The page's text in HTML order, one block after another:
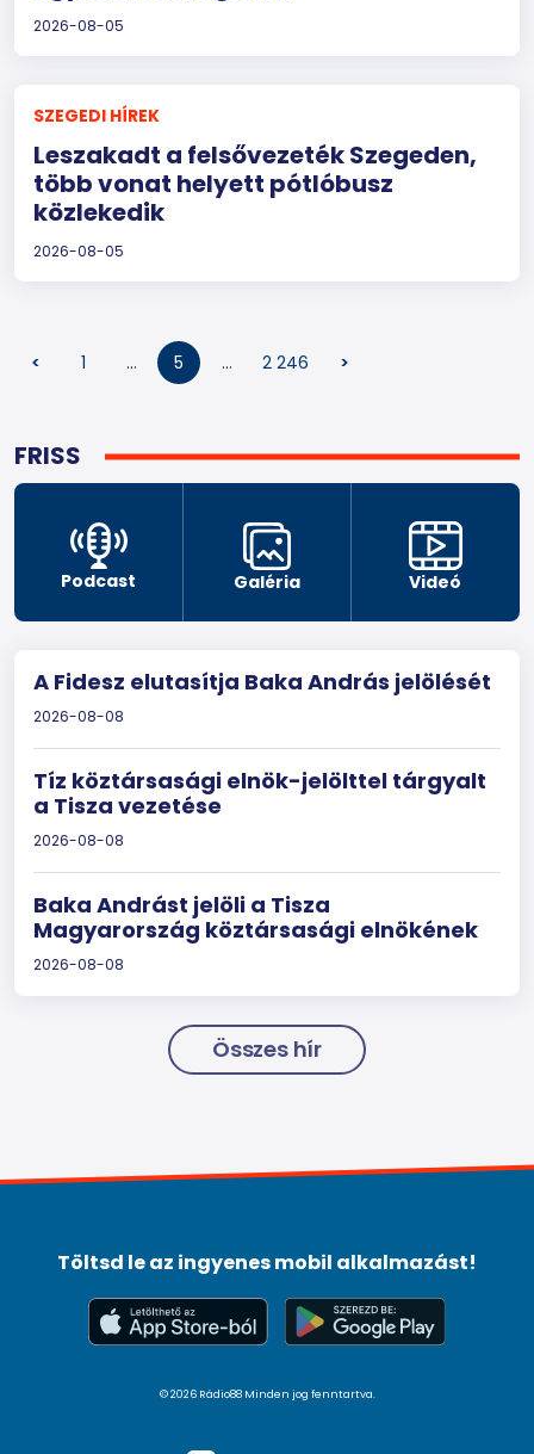
FRISS
Podcast Galéria Videó
A Fidesz elutasítja Baka András jelölését
2026-08-08
Tíz köztársasági elnök-jelölttel tárgyalt
a Tisza vezetése
2026-08-08
Baka Andrást jelöli a Tisza
Magyarország köztársasági elnökének
2026-08-08
Összes hír
2026-08-05
SZEGEDI HÍREK
Leszakadt a felsővezeték Szegeden,
több vonat helyett pótlóbusz
közlekedik
2026-08-05
< 1 … 5 … 2 246 >
Töltsd le az ingyenes mobil alkalmazást!
© 2026 Rádio88 Minden jog fenntartva.